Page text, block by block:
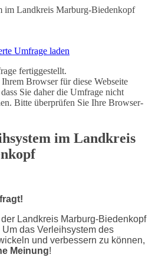
Umfrage laden
fertiggestellt.
Browser für diese Webseite
Sie daher die Umfrage nicht
Bitte überprüfen Sie Ihre Browser-
im Landkreis
Landkreis Marburg-Biedenkopf
das Verleihsystem des
und verbessern zu können,
Meinung!